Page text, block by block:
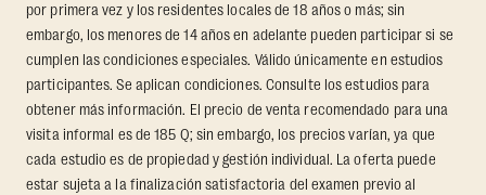
por primera vez y los residentes locales de 18 años o más; sin
embargo, los menores de 14 años en adelante pueden participar si se
cumplen las condiciones especiales. Válido únicamente en estudios
participantes. Se aplican condiciones. Consulte los estudios para
obtener más información. El precio de venta recomendado para una
visita informal es de 185 Q; sin embargo, los precios varían, ya que
cada estudio es de propiedad y gestión individual. La oferta puede
estar sujeta a la finalización satisfactoria del examen previo al